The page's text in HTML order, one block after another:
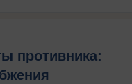
противника: